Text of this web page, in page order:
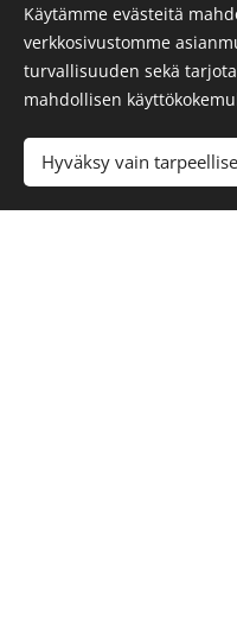
Lähetä hakemus<3
Käytämme evästeitä
verkkosivustomme
turvallisuuden sekä
mahdollisen
Hyväksy vain